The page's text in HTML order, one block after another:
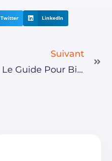
Twitter LinkedIn
Suivant
Le Guide Pour Bien Choisir Votre Matelas